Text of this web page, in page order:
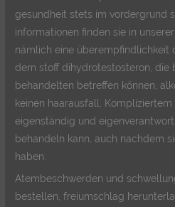
gesundheit stets im vordergrund
informationen finden sie in
nämlich eine überempfindlichkeit
dem stoff dihydrotestosteron, die
behandelten betreffen können,
keinen haarausfall.
eigenständig und
behandeln kann, auch nachdem
haben.
Atembeschwerden und
bestellen, freiumschlag